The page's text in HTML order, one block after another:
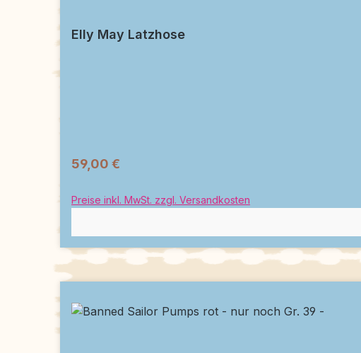
Elly May Latzhose
59,00 €
Preise inkl. MwSt. zzgl. Versandkosten